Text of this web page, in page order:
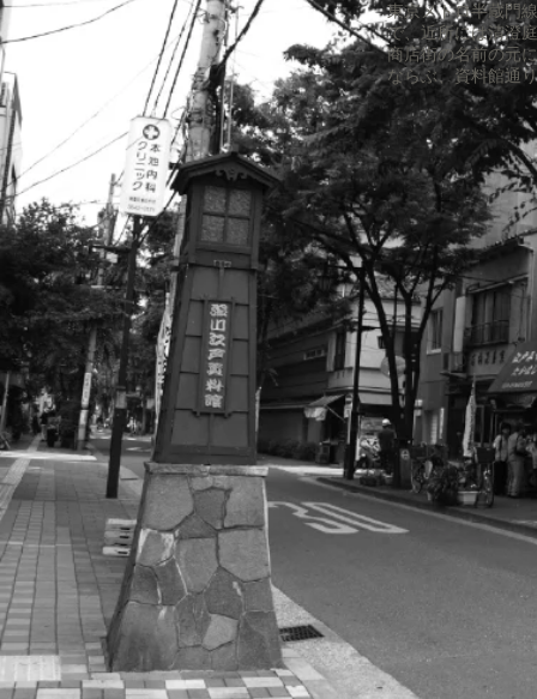
東京メトロ半蔵門
で、近所には清澄
商店街の名前の元
ならぶ、資料館通